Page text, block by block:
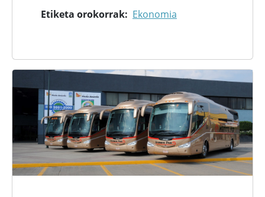
Etiketa orokorrak Ekonomia